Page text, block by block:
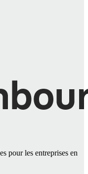
pour les entreprises en